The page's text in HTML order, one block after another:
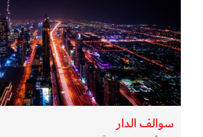
سوالف الدار